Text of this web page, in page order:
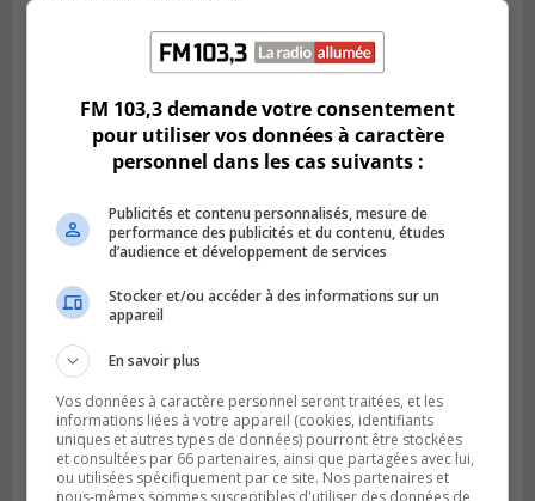
retrouver un homme disparu
BOUCHERVILLE
Publié le 5 août 2026 à 06h54
La SQ recense 18 décès pendant les
vacances de la construction
FM 103,3 demande votre consentement
pour utiliser vos données à caractère
personnel dans les cas suivants :
Publicités et contenu personnalisés, mesure de
performance des publicités et du contenu, études
d’audience et développement de services
Stocker et/ou accéder à des informations sur un
appareil
En savoir plus
Vos données à caractère personnel seront traitées, et les
informations liées à votre appareil (cookies, identifiants
uniques et autres types de données) pourront être stockées
et consultées par 66 partenaires, ainsi que partagées avec lui,
ou utilisées spécifiquement par ce site. Nos partenaires et
nous-mêmes sommes susceptibles d'utiliser des données de